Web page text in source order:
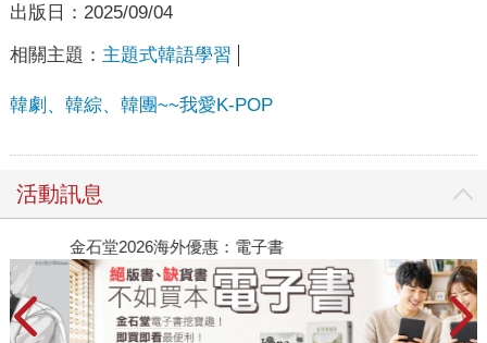
出版日： 2025/09/04
相關主題： 主題式韓語學習
韓劇、韓綜、韓團~~我愛K-POP
活動訊息
金石堂2026海外優惠：電子書